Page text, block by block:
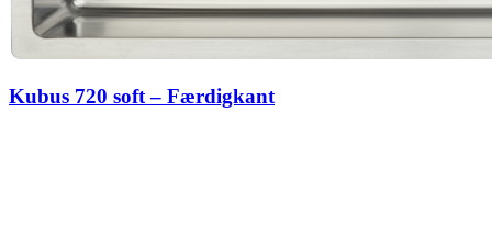
Kubus 720 soft – Færdigkant